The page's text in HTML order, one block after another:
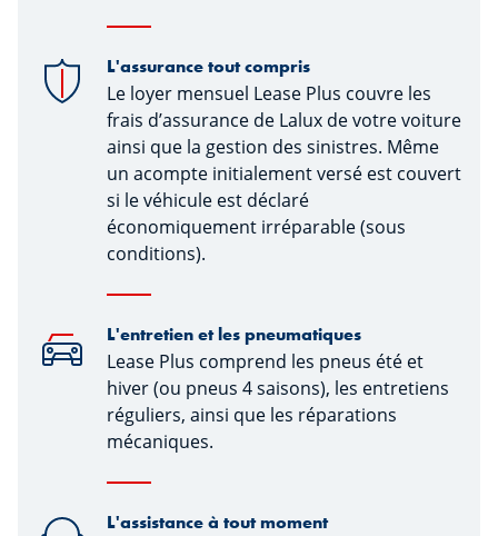
L'assurance tout compris
Le loyer mensuel Lease Plus couvre les
frais d’assurance de Lalux de votre voiture
ainsi que la gestion des sinistres. Même
un acompte initialement versé est couvert
si le véhicule est déclaré
économiquement irréparable (sous
conditions).
L'entretien et les pneumatiques
Lease Plus comprend les pneus été et
hiver (ou pneus 4 saisons), les entretiens
réguliers, ainsi que les réparations
mécaniques.
L'assistance à tout moment